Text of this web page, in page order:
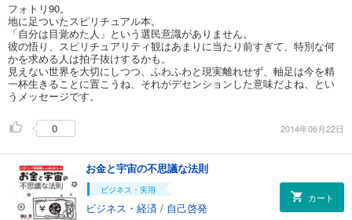
フォトリ90。
地に足ついたスピリチュアル本。
「自分は目覚めた人」という選民意識がありません。
彼の悟り、スピリチュアリティ観はあまりに当たり前すぎて、特別な何
かを求める人は拍子抜けするかも。
見えない世界を大切にしつつ、ふわふわと現実離れせず、軸足は今を精
一杯生きることに置こうね、それがデセンションした意味だよね、とい
うメッセージです。
0 2014年06月22日
お金と宇宙の不思議な法則
ビジネス・実用
ビジネス・経済 / 自己啓発
カート